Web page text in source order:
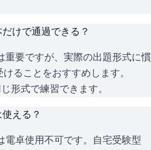
けで通過できる？
重要ですが、実際の出題形式に慣
ることをおすすめします。
形式で練習できます。
える？
電卓使用不可です。自宅受験型